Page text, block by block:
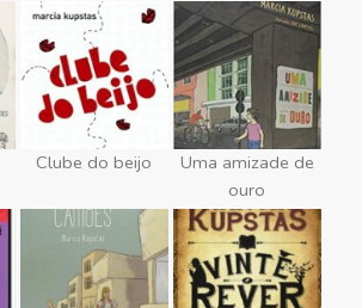
Clube do beijo
Uma amizade de
ouro